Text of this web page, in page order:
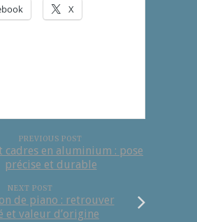
X
PREVIOUS POST
cadres en aluminium : pose
précise et durable
NEXT POST
de piano : retrouver
et valeur d’origine